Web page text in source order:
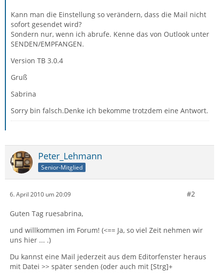
Kann man die Einstellung so verändern, dass die Mail nicht
sofort gesendet wird?
Sondern nur, wenn ich abrufe. Kenne das von Outlook unter
SENDEN/EMPFANGEN.
Version TB 3.0.4
Gruß
Sabrina
Sorry bin falsch.Denke ich bekomme trotzdem eine Antwort.
Peter_Lehmann
Senior-Mitglied
6. April 2010 um 20:09 #2
Guten Tag ruesabrina,
und willkommen im Forum! (<== Ja, so viel Zeit nehmen wir
uns hier ... .)
Du kannst eine Mail jederzeit aus dem Editorfenster heraus
mit Datei >> später senden (oder auch mit [Strg]+